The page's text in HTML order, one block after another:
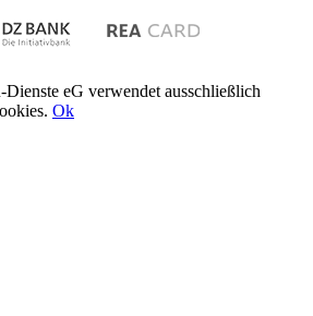
eG verwendet ausschließlich
Ok